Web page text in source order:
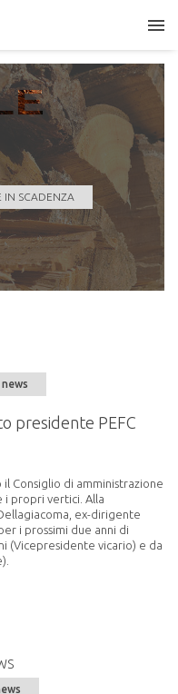
IN SCADENZA
m³
2026 11:00:00
presidente PEFC
Consiglio di amministrazione
i propri vertici. Alla
ex-dirigente
i prossimi due anni di
(Vicepresidente vicario) e da